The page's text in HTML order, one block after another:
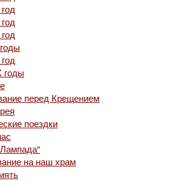
годы
перед Крещением
поездки
на наш храм